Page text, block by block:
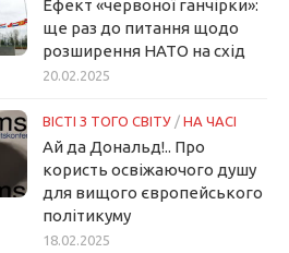
Ефект «червоної ганчірки»:
ще раз до питання щодо
розширення НАТО на схід
20.02.2025
ВІСТІ З ТОГО СВІТУ / НА ЧАСІ
Ай да Дональд!.. Про
користь освіжаючого душу
для вищого європейського
політикуму
18.02.2025